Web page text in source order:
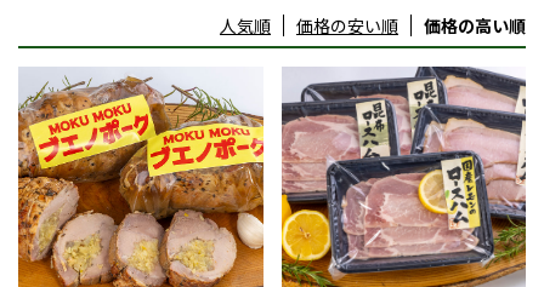
人気順 価格の安い順 価格の高い順